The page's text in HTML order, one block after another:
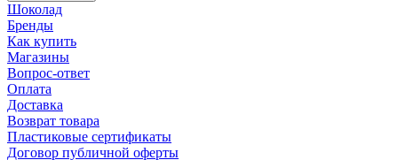
Шоколад
Бренды
Как купить
Магазины
Вопрос-ответ
Оплата
Доставка
Возврат товара
Пластиковые сертификаты
Договор публичной оферты